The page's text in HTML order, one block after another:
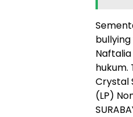
hukum.
Crystal
(LP)